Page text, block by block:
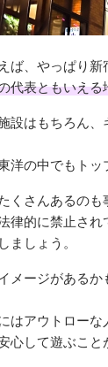
、やっぱり新
代表ともいえる
設はもちろん
の中でもトッ
さんあるのも
律的に禁止さ
ましょう。
メージがある
はアウトロー
して遊ぶこと